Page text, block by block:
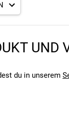
bei
UND
du in unserem